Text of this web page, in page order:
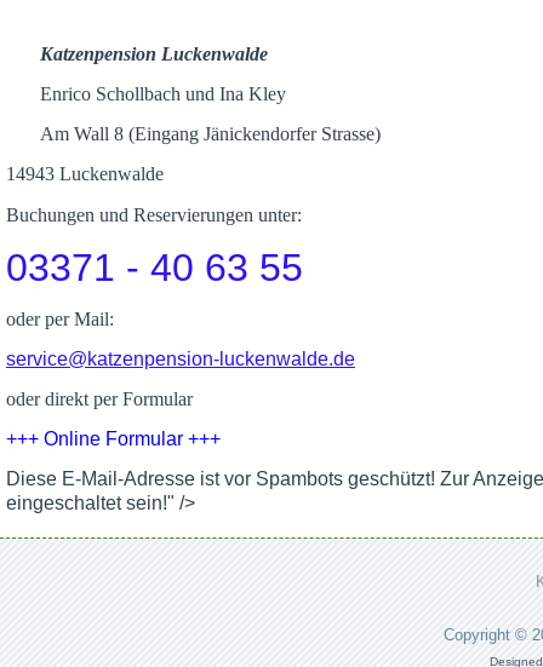
Katzenpension Luckenwalde
Enrico Schollbach und Ina Kley
Am Wall 8 (Eingang Jänickendorfer Strasse)
14943 Luckenwalde
Buchungen und Reservierungen unter:
03371 - 40 63 55
oder per Mail:
service@katzenpension-luckenwalde.de
oder direkt per Formular
+++ Online Formular +++
Diese E-Mail-Adresse ist vor Spambots geschützt! Zur
eingeschaltet sein!" />
Copyright ©